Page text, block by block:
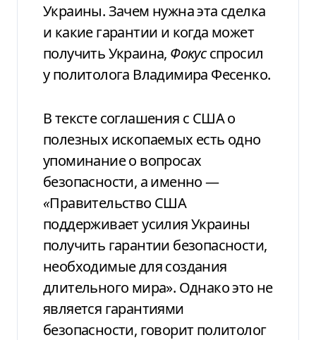
Украины. Зачем нужна эта сделка
и какие гарантии и когда может
получить Украина, Фокусспросил
у политолога Владимира Фесенко.
В тексте соглашения с США о
полезных ископаемых есть одно
упоминание о вопросах
безопасности, а именно —
«Правительство США
поддерживает усилия Украины
получить гарантии безопасности,
необходимые для создания
длительного мира». Однако это не
является гарантиями
безопасности, говорит политолог